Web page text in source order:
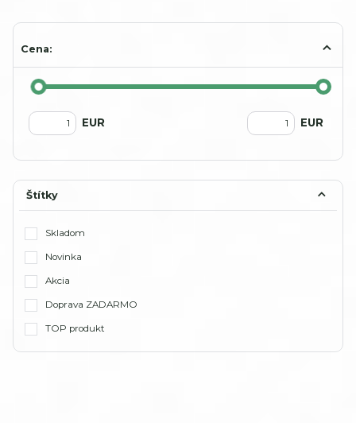
Cena:
EUR EUR
Štítky
Skladom
Novinka
Akcia
Doprava ZADARMO
TOP produkt